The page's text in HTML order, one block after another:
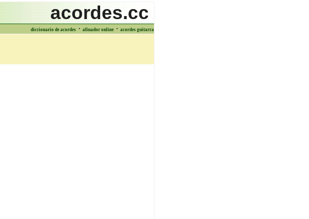
acordes.cc
diccionario de acordes · afinador online · acordes guitarra